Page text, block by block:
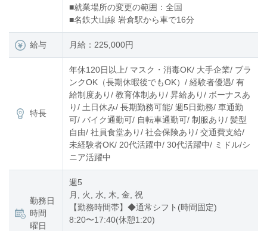
■就業場所の変更の範囲：全国
■名鉄犬山線 岩倉駅から車で16分
給与 月給：225,000円
特長
年休120日以上/ マスク・消毒OK/ 大手企業/ ブラ
ンクOK（長期休暇後でもOK）/ 経験者優遇/ 有
給制度あり/ 教育体制あり/ 昇給あり/ ボーナスあ
り/ 土日休み/ 長期勤務可能/ 週5日勤務/ 車通勤
可/ バイク通勤可/ 自転車通勤可/ 制服あり/ 髪型
自由/ 社員食堂あり/ 社会保険あり/ 交通費支給/
未経験者OK/ 20代活躍中/ 30代活躍中/ ミドル/シ
ニア活躍中
勤務日
時間
曜日
週5
月, 火, 水, 木, 金, 祝
【勤務時間帯】◆通常シフト(時間固定)
8:20〜17:40(休憩1:20)